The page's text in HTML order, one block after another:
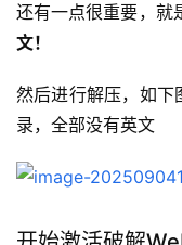
还有一点很重要，就
文！
然后进行解压，如下
录，全部没有英文